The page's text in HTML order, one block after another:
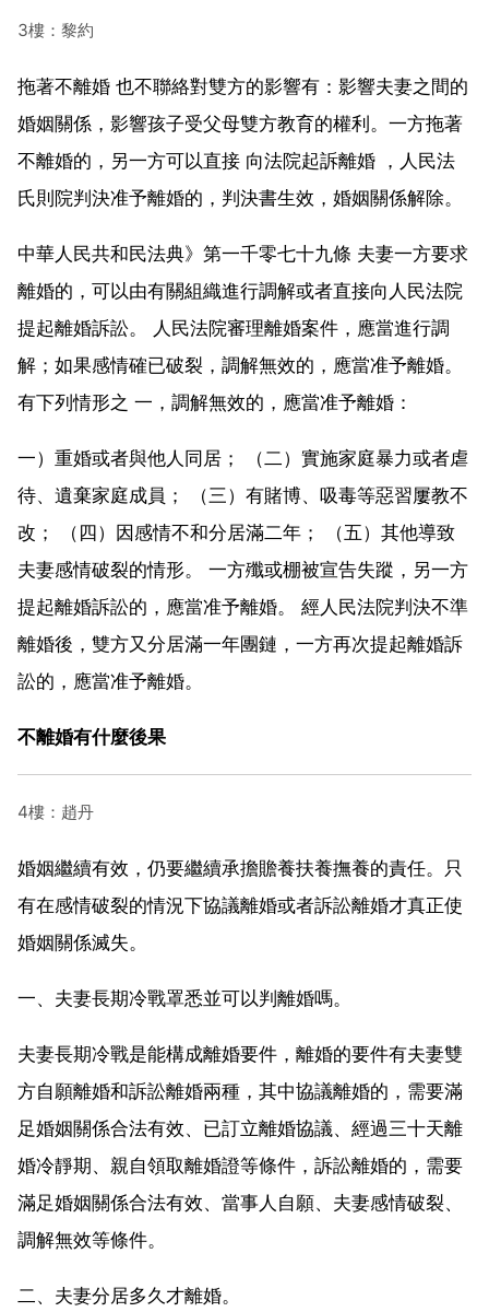
3樓：黎約
拖著不離婚 也不聯絡對雙方的影響有：影響夫妻之間的
婚姻關係，影響孩子受父母雙方教育的權利。一方拖著
不離婚的，另一方可以直接 向法院起訴離婚 ，人民法
氏則院判決准予離婚的，判決書生效，婚姻關係解除。
中華人民共和民法典》第一千零七十九條 夫妻一方要求
離婚的，可以由有關組織進行調解或者直接向人民法院
提起離婚訴訟。 人民法院審理離婚案件，應當進行調
解；如果感情確已破裂，調解無效的，應當准予離婚。
有下列情形之 一，調解無效的，應當准予離婚：
一）重婚或者與他人同居； （二）實施家庭暴力或者虐
待、遺棄家庭成員； （三）有賭博、吸毒等惡習屢教不
改； （四）因感情不和分居滿二年； （五）其他導致
夫妻感情破裂的情形。 一方殲或棚被宣告失蹤，另一方
提起離婚訴訟的，應當准予離婚。 經人民法院判決不準
離婚後，雙方又分居滿一年團鏈，一方再次提起離婚訴
訟的，應當准予離婚。
不離婚有什麼後果
4樓：趙丹
婚姻繼續有效，仍要繼續承擔贍養扶養撫養的責任。只
有在感情破裂的情況下協議離婚或者訴訟離婚才真正使
婚姻關係滅失。
一、夫妻長期冷戰罩悉並可以判離婚嗎。
夫妻長期冷戰是能構成離婚要件，離婚的要件有夫妻雙
方自願離婚和訴訟離婚兩種，其中協議離婚的，需要滿
足婚姻關係合法有效、已訂立離婚協議、經過三十天離
婚冷靜期、親自領取離婚證等條件，訴訟離婚的，需要
滿足婚姻關係合法有效、當事人自願、夫妻感情破裂、
調解無效等條件。
二、夫妻分居多久才離婚。